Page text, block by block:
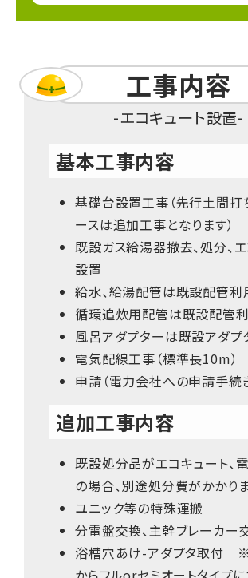
工事内容
エコキュート設置
基本工事内容
基礎台設置工事（先行土間打
ースは追加工事となります）
既設ガス給湯器撤去、処分、
設置
給水、給湯配管は既設配管利
循環追炊用配管は既設配管
風呂アダプターは既設アダプ
電気配線工事（標準長10m）
申請（電力会社への申請手続
追加工事内容
既設処分品がエコキュート、
の場合、別途処分費がかかりま
ユニック等の特殊運搬
分電盤交換、主幹ブレーカー
浴槽穴あけ-アダプタ取付